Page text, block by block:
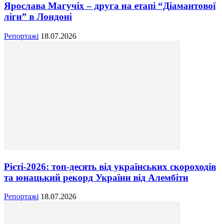
Ярослава Магучіх – друга на етапі “Діамантової
ліги” в Лондоні
Репортажі 18.07.2026
Рієті-2026: топ-десять від українських скороходів
та юнацький рекорд України від Алембіти
Репортажі 18.07.2026